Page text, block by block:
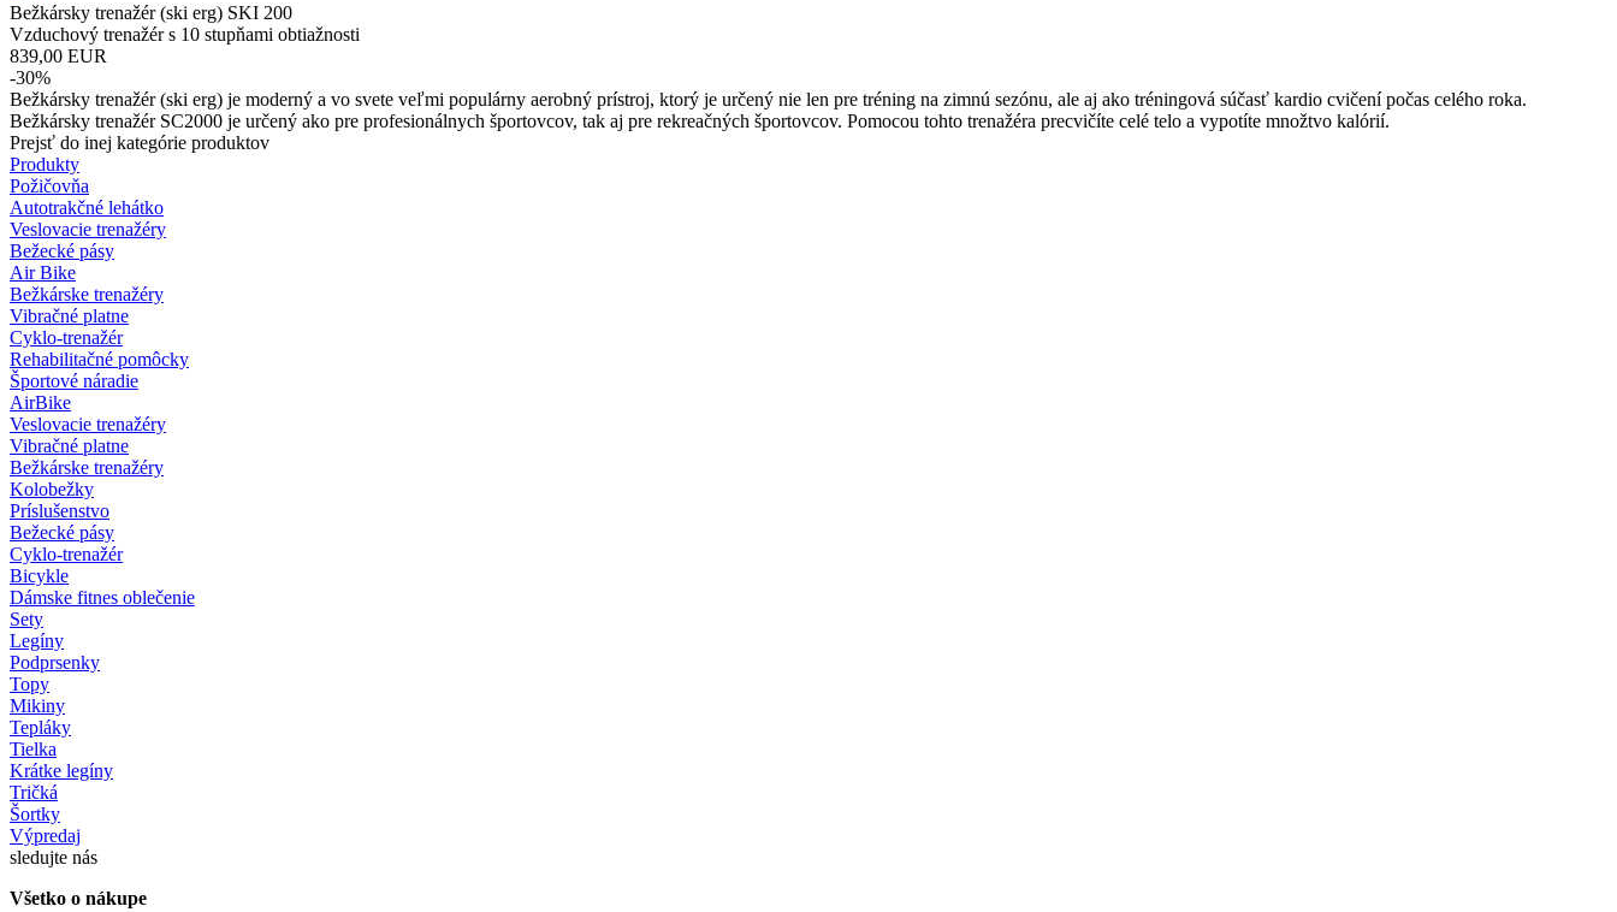
Bežkársky trenažér (ski erg) SKI 200
Vzduchový trenažér s 10 stupňami obtiažnosti
839,00 EUR
-30%
Bežkársky trenažér (ski erg) je moderný a vo svete veľmi populárny aerobný prístroj, ktorý je určený nie len pre tréning na zimnú sezónu, ale aj ako tréningová súčasť kardio cvičení počas celého roka.
Bežkársky trenažér SC2000 je určený ako pre profesionálnych športovcov, tak aj pre rekreačných športovcov. Pomocou tohto trenažéra precvičíte celé telo a vypotíte množtvo kalórií.
Prejsť do inej kategórie produktov
Produkty
Požičovňa
Autotrakčné lehátko
Veslovacie trenažéry
Bežecké pásy
Air Bike
Bežkárske trenažéry
Vibračné platne
Cyklo-trenažér
Rehabilitačné pomôcky
Športové náradie
AirBike
Veslovacie trenažéry
Vibračné platne
Bežkárske trenažéry
Kolobežky
Príslušenstvo
Bežecké pásy
Cyklo-trenažér
Bicykle
Dámske fitnes oblečenie
Sety
Legíny
Podprsenky
Topy
Mikiny
Tepláky
Tielka
Krátke legíny
Tričká
Šortky
Výpredaj
sledujte nás
Všetko o nákupe